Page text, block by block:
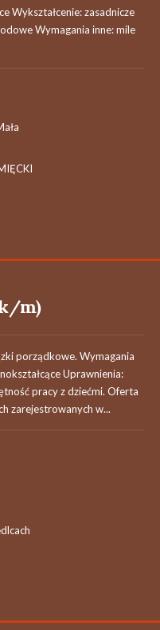
Wykształcenie: zasadnicze
Wymagania inne: mile
m)
porządkowe. Wymagania
Uprawnienia:
pracy z dziećmi. Oferta
zarejestrowanych w...